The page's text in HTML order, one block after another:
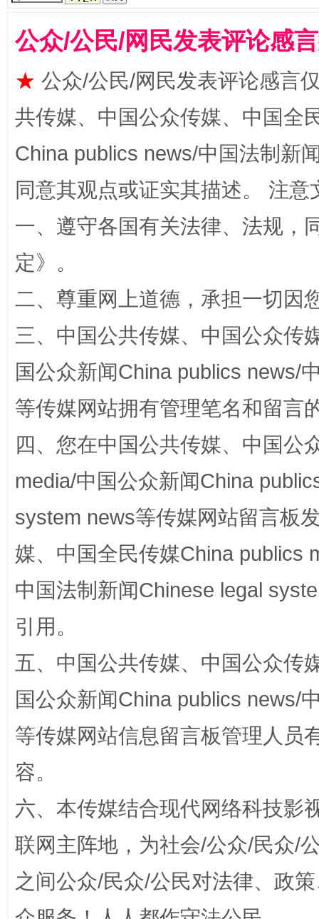
全民健身五年计划来了！等你上场
阿坝州三大球赛在茂县开幕 规模
扯下公款旅游的“隐身衣”
公众/公民/网民发表评论感
★ 公众/公民/网民发表评论感言
共传媒、中国公众传媒、中国全
China publics news/中国法制新
同意其观点或证实其描述。 注
一、遵守各国有关法律、法规，
定》。
二、尊重网上道德，承担一切因
三、中国公共传媒、中国公众传
国公众新闻China publics news/
等传媒网站拥有管理笔名和留言
四、您在中国公共传媒、中国公
media/中国公众新闻China
system news等传媒网站留言板
媒、中国全民传媒China publics
中国法制新闻Chinese legal
引用。
五、中国公共传媒、中国公众传
国公众新闻China publics news/
等传媒网站信息留言板管理人员
容。
六、本传媒结合现代网络科技影
联网主阵地，为社会/公众/民众/
之间公众/民众/公民对法律、政